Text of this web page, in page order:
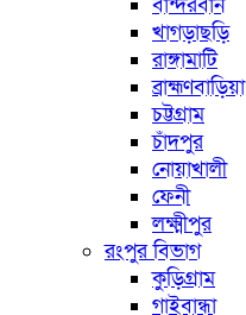
খাগড়াছড়ি
রাঙ্গামাটি
ব্রাহ্মণবাড়িয়া
চট্টগ্রাম
চাঁদপুর
নোয়াখালী
ফেনী
লক্ষ্মীপুর
রংপুর বিভাগ
কুড়িগ্রাম
গাইবান্ধা